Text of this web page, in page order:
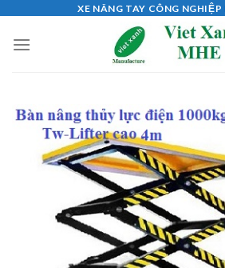
content
XE NÂNG TAY CÔNG